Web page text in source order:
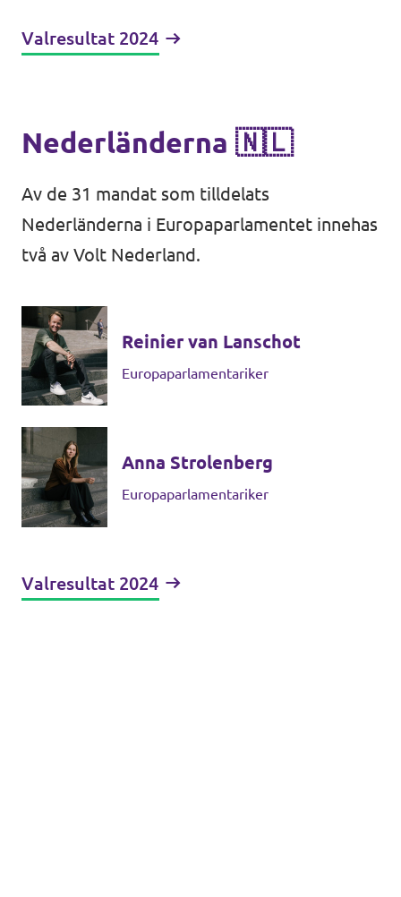
Våra stadgar
Valresultat 2024
Nederländerna 🇳🇱
Av de 31 mandat som tilldelats
Nederländerna i Europaparlamentet innehas
två av Volt Nederland.
Reinier van Lanschot
Europaparlamentariker
Anna Strolenberg
Europaparlamentariker
Valresultat 2024